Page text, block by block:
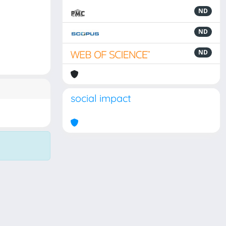
ND
ND
ND
social impact